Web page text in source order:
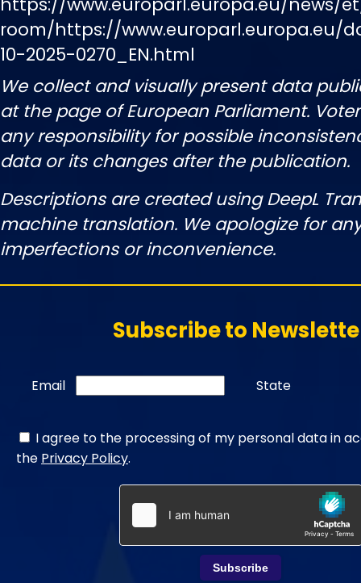
room/https://www.europarl.europa.eu/
10-2025-0270_EN.html
We collect and visually present data
at the page of European Parliament.
any responsibility for possible
data or its changes after the publication.
Descriptions are created using DeepL
machine translation. We apologize for
imperfections or inconvenience.
Subscribe to
Email State
I agree to the processing of my personal data in
the Privacy Policy.
Subscribe